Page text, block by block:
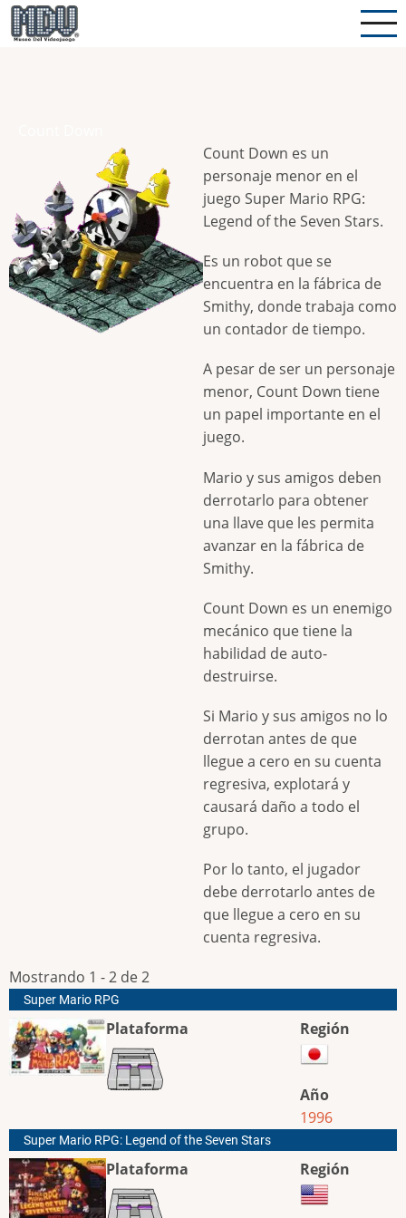
Pasar
al
Count Down es un
personaje menor en el
juego Super Mario RPG:
Legend of the Seven Stars.
Es un robot que se
encuentra en la fábrica de
Smithy, donde trabaja como
un contador de tiempo.
A pesar de ser un personaje
menor, Count Down tiene
un papel importante en el
juego.
Mario y sus amigos deben
derrotarlo para obtener
una llave que les permita
avanzar en la fábrica de
Smithy.
Count Down es un enemigo
mecánico que tiene la
habilidad de auto-
destruirse.
Si Mario y sus amigos no lo
derrotan antes de que
llegue a cero en su cuenta
regresiva, explotará y
causará daño a todo el
grupo.
Por lo tanto, el jugador
debe derrotarlo antes de
que llegue a cero en su
cuenta regresiva.
Mostrando 1 - 2 de 2
Super Mario RPG
Plataforma Región
Año
1996
Super Mario RPG: Legend of the Seven Stars
Plataforma Región